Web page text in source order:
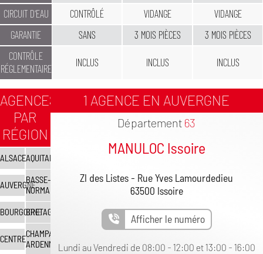
CIRCUIT D'EAU CONTRÔLÉ VIDANGE
VIDANGE
GARANTIE
SANS 3 MOIS PIÈCES
3 MOIS PIÈCES
CONTRÔLE
RÉGLEMENTAIRE
INCLUS INCLUS INCLUS
AGENCES
PAR
RÉGION
ALSACEAQUITAINE
AUVERGNEBASSE-
NORMANDIE
BOURGOGNEBRETAGNE
CENTRECHAMPAGNE-
ARDENNE
1 AGENCE EN AUVERGNE
Département 63
MANULOC Issoire
ZI des Listes - Rue Yves Lamourdedieu
63500 Issoire
Afficher le numéro
Lundi au Vendredi de 08:00 - 12:00 et 13:00 - 16:00